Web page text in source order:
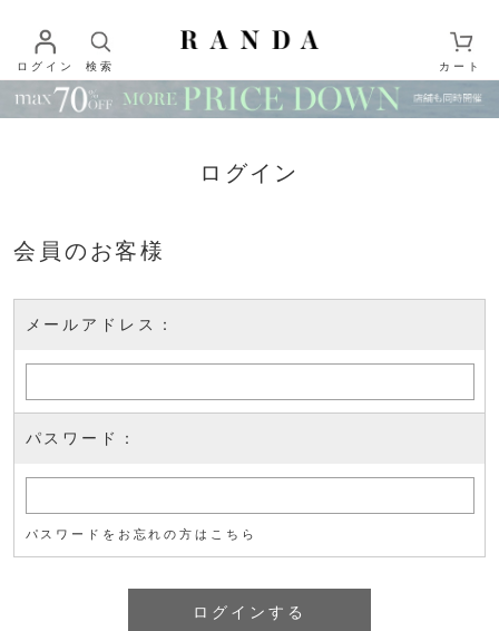
ログイン 検索 カート
ログイン
会員のお客様
メールアドレス：
パスワード：
パスワードをお忘れの方はこちら